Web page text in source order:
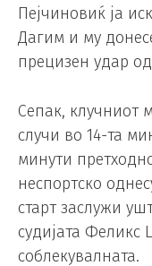
Пејчиновиќ ја
Дагим и му
прецизен удар
Сепак, клучниот
случи во 14-та
минути
неспортско
старт заслужи
судијата Феликс
соблекувалната.